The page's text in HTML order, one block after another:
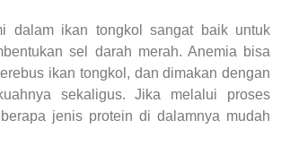
dalam ikan tongkol sangat baik untuk
sel darah merah. Anemia bisa
ikan tongkol, dan dimakan dengan
sekaligus. Jika melalui proses
jenis protein di dalamnya mudah